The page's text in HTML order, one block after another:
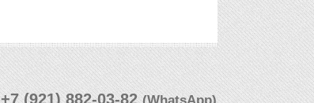
+7 (921) 882-03-82